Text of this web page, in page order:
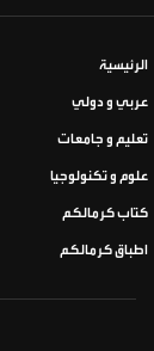
الرئيسية
عربي و دولي
تعليم و جامعات
علوم و تكنولوجيا
كتاب كرمالكم
اطباق كرمالكم